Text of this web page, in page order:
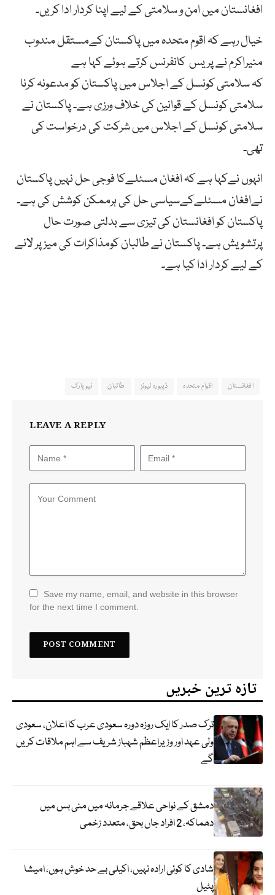
افغانستان میں امن و سلامتی کے لیے اپنا کردار ادا کریں۔
خیال رہے کہ اقوم متحدہ میں پاکستان کےمستقل مندوب
منیراکرم نے پریس کانفرنس کرتے ہوئے کہا ہے
کہ سلامتی کونسل کے اجلاس میں پاکستان کو مدعونہ کرنا
سلامتی کونسل کے قوانین کی خلاف ورزی ہے۔ پاکستان نے
سلامتی کونسل کے اجلاس میں شرکت کی درخواست کی
تھی۔
انہوں نےکہا ہے کہ افغان مسئلےکا فوجی حل نہیں پاکستان
نےافغان مسئلےکےسیاسی حل کی ہرممکن کوشش کی ہے۔
پاکستان کو افغانستان کی تیزی سے بدلتی صورت حال
پرتشویش ہے۔ پاکستان نے طالبان کومذاکرات کی میز پر لانے
کے لیے کردار ادا کیا ہے۔
افغانستان اقوام متحدہ ڈیبورہ لیونز طالبان نیو یارک
LEAVE A REPLY
Save my name, email, and website in this browser
for the next time I comment.
تازہ ترین خبریں
ترک صدر کا ایک روزہ دورہ سعودی عرب کا اعلان، سعودی
ولی عہد اور وزیراعظم شہباز شریف سے اہم ملاقات کریں
گے
دمشق کے نواحی علاقے جرمانہ میں منی بس میں
دھماکہ، 2 افراد جاں بحق، متعدد زخمی
شادی کا کوئی ارادہ نہیں، اکیلی بے حد خوش ہوں، امیشا
پٹیل